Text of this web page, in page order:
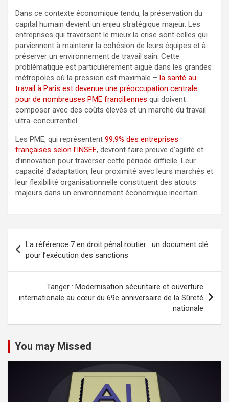
Dans ce contexte économique tendu, la préservation du
capital humain devient un enjeu stratégique majeur. Les
entreprises qui traversent le mieux la crise sont celles qui
parviennent à maintenir la cohésion de leurs équipes et à
préserver un environnement de travail sain. Cette
problématique est particulièrement aiguë dans les grandes
métropoles où la pression est maximale – la santé au
travail à Paris est devenue une préoccupation centrale
pour de nombreuses PME franciliennes qui doivent
composer avec des coûts élevés et un marché du travail
ultra-concurrentiel.
Les PME, qui représentent 99,9% des entreprises
françaises selon l’INSEE, devront faire preuve d’agilité et
d’innovation pour traverser cette période difficile. Leur
capacité d’adaptation, leur proximité avec leurs marchés et
leur flexibilité organisationnelle constituent des atouts
majeurs dans un environnement économique incertain.
de
l’article
La référence 7 en droit pénal routier : un document clé
pour l’exécution des sanctions
Tanger : Modernisation sécuritaire et ouverture
internationale au cœur du 69e anniversaire de la Sûreté
nationale
You may Missed